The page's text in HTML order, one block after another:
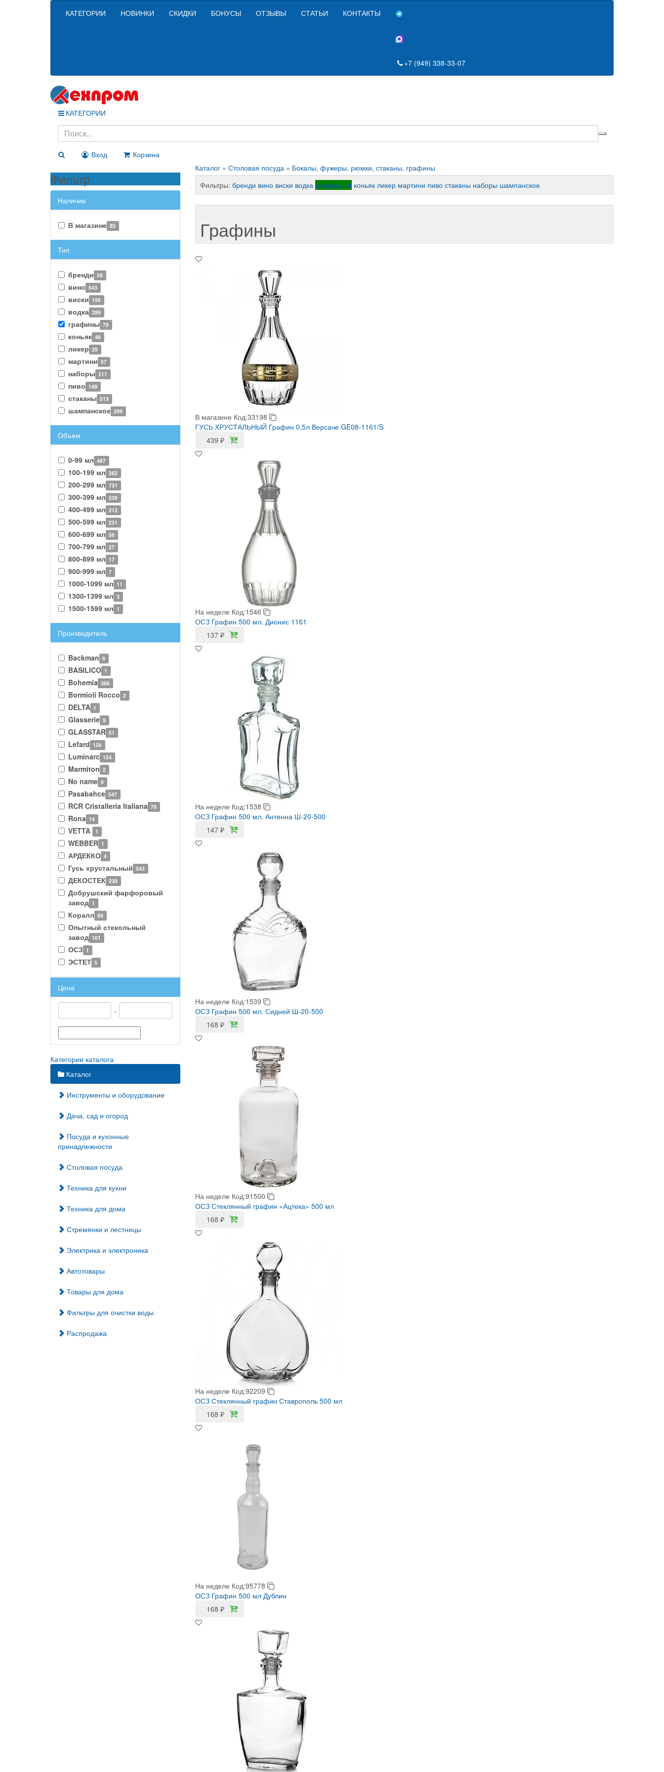
КАТЕГОРИИ НОВИНКИ СКИДКИ БОНУСЫ ОТЗЫВЫ СТАТЬИ КОНТАКТЫ
+7 (949) 338-33-07
КАТЕГОРИИ
Вход Корзина
Фильтр
Наличие
В магазине 85
Тип
бренди 59
вино 543
виски 195
водка 289
графины 79
коньяк 48
ликер 29
мартини 57
наборы 211
пиво 149
стаканы 513
шампанское 299
Объем
0-99 мл 487
100-199 мл 262
200-299 мл 731
300-399 мл 539
400-499 мл 212
500-599 мл 231
600-699 мл 56
700-799 мл 27
800-899 мл 17
900-999 мл 7
1000-1099 мл 11
1300-1399 мл 3
1500-1599 мл 1
Производитель
Backman 9
BASILICO 1
Bohemia 366
Bormioli Rocco 2
DELTA 1
Glasserie 9
GLASSTAR 51
Lefard 156
Luminarc 154
Marmiton 2
No name 9
Pasabahce 547
RCR Cristalleria Italiana 78
Rona 14
VETTA 1
WEBBER 1
АРДЕККО 4
Гусь хрустальный 543
ДЕКОСТЕК 239
Добрушский фарфоровый
завод 1
Коралл 89
Опытный стекольный
завод 101
ОСЗ 1
ЭСТЕТ 5
Цена
-
Категории каталога
Каталог
Инструменты и оборудование
Дача, сад и огород
Посуда и кухонные
принадлежности
Столовая посуда
Техника для кухни
Техника для дома
Стремянки и лестницы
Электрика и электроника
Автотовары
Товары для дома
Фильтры для очистки воды
Распродажа
Каталог» Столовая посуда » Бокалы, фужеры, рюмки, стаканы, графины
Фильтры: бренди вино виски водка графины коньяк ликер мартини пиво стаканы наборы шампанское
Графины
В магазине Код:33198
ГУСЬ ХРУСТАЛЬНЫЙ Графин 0,5л Версаче GE08-1161/S
439 ₽
На неделе Код:1546
ОСЗ Графин 500 мл. Дионис 1161
137₽
На неделе Код:1538
ОСЗ Графин 500 мл. Антенна Ш-20-500
147₽
На неделе Код:1539
ОСЗ Графин 500 мл. Сидней Ш-20-500
168 ₽
На неделе Код:91500
ОСЗ Стеклянный графин «Ацтека» 500 мл
168 ₽
На неделе Код:92209
ОСЗ Стеклянный графин Ставрополь 500 мл
168 ₽
На неделе Код:95778
ОСЗ Графин 500 мл Дублин
168 ₽